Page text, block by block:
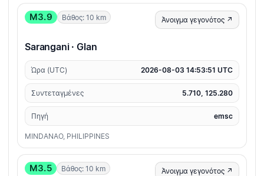
M3.9 Βάθος: 10 km Άνοιγμα γεγονότος ↗
Sarangani · Glan
Ώρα (UTC) 2026-08-03 14:53:51 UTC
Συντεταγμένες 5.710, 125.280
Πηγή emsc
MINDANAO, PHILIPPINES
M3.5 Βάθος: 10 km Άνοιγμα γεγονότος ↗